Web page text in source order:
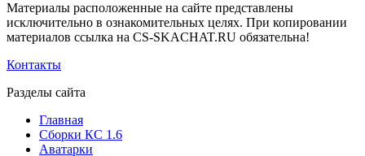
Материалы расположенные на сайте представлены
исключительно в ознакомительных целях. При копировании
материалов ссылка на CS-SKACHAT.RU обязательна!
Контакты
Разделы сайта
Главная
Сборки КС 1.6
Аватарки